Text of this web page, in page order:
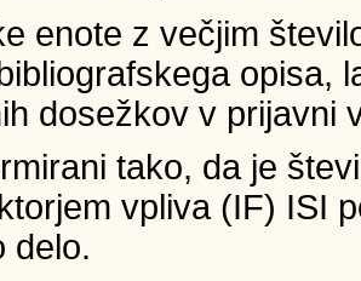
enote z večjim
opisa,
dosežkov v prijavni
tako, da je
vpliva (IF) ISI
delo.